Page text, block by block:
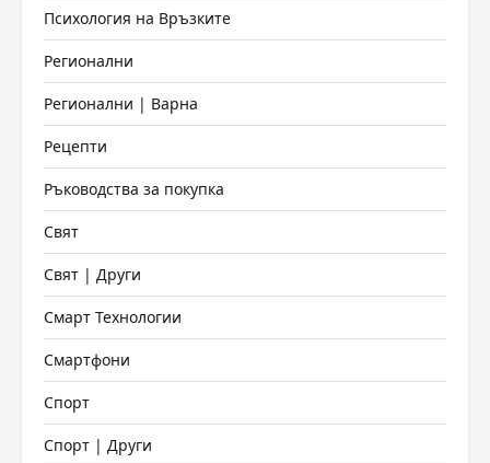
Психология на Връзките
Регионални
Регионални | Варна
Рецепти
Ръководства за покупка
Свят
Свят | Други
Смарт Технологии
Смартфони
Спорт
Спорт | Други